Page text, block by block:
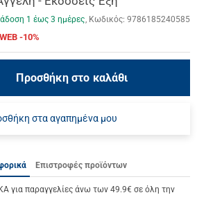
1 έως 3 ημέρες Κωδικός: 9786185240585
-10%
Προσθήκη στο καλάθι
στα αγαπημένα μου
Επιστροφές προϊόντων
παραγγελίες άνω των 49.9€ σε όλη την